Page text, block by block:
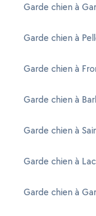
Garde chien à
Garde chien à
Garde chien à
Garde chien à
Garde chien à
Garde chien à
Garde chien à